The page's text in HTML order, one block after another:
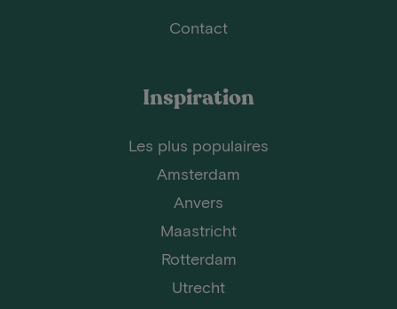
Contact
Inspiration
Les plus populaires
Amsterdam
Anvers
Maastricht
Rotterdam
Utrecht